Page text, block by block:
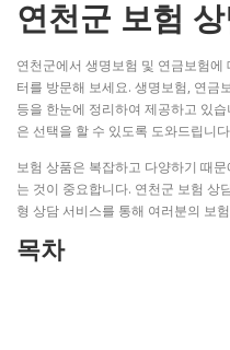
연천군 보험
연천군에서 생명보험 및 연금보험
터를 방문해 보세요. 생명보험, 연금
등을 한눈에 정리하여 제공하고 있
은 선택을 할 수 있도록 도와드립니
보험 상품은 복잡하고 다양하기 때
는 것이 중요합니다. 연천군 보험 상
형 상담 서비스를 통해 여러분의 보
목차